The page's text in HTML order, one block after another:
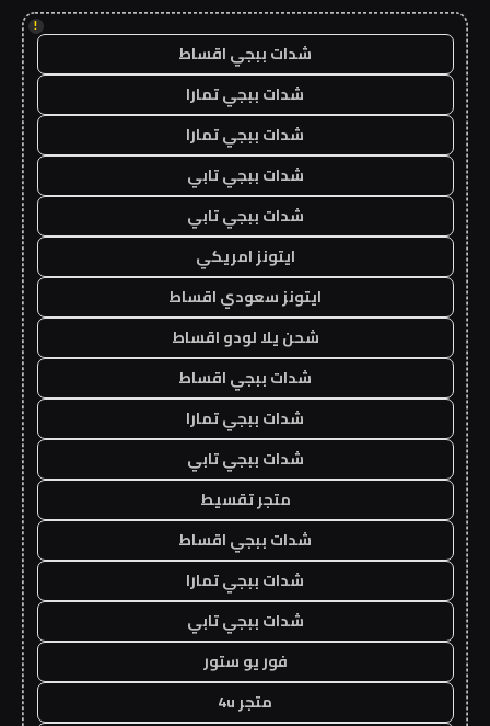
!
شدات ببجي اقساط
شدات ببجي تمارا
شدات ببجي تمارا
شدات ببجي تابي
شدات ببجي تابي
ايتونز امريكي
ايتونز سعودي اقساط
شحن يلا لودو اقساط
شدات ببجي اقساط
شدات ببجي تمارا
شدات ببجي تابي
متجر تقسيط
شدات ببجي اقساط
شدات ببجي تمارا
شدات ببجي تابي
فور يو ستور
متجر 4u